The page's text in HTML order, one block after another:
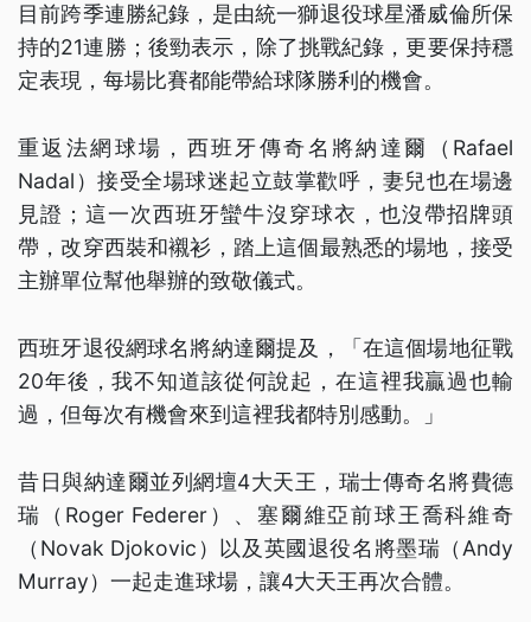
目前跨季連勝紀錄，是由統一獅退役球星潘威倫所保
持的21連勝；後勁表示，除了挑戰紀錄，更要保持穩
定表現，每場比賽都能帶給球隊勝利的機會。
重返法網球場，西班牙傳奇名將納達爾（Rafael
Nadal）接受全場球迷起立鼓掌歡呼，妻兒也在場邊
見證；這一次西班牙蠻牛沒穿球衣，也沒帶招牌頭
帶，改穿西裝和襯衫，踏上這個最熟悉的場地，接受
主辦單位幫他舉辦的致敬儀式。
西班牙退役網球名將納達爾提及，「在這個場地征戰
20年後，我不知道該從何說起，在這裡我贏過也輸
過，但每次有機會來到這裡我都特別感動。」
昔日與納達爾並列網壇4大天王，瑞士傳奇名將費德
瑞（Roger Federer）、塞爾維亞前球王喬科維奇
（Novak Djokovic）以及英國退役名將墨瑞（Andy
Murray）一起走進球場，讓4大天王再次合體。